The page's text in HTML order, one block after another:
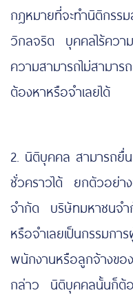
กฎหมายที่จะทำนิติกร
วิกลจริต บุคคลไร้ควา
ความสามารถไม่สามา
ต้องหาหรือจำเลยได้
2. นิติบุคคล สามารถยื่
ชั่วคราวได้ ยกตัวอย่
จำกัด บริษัทมหาชนจ
หรือจำเลยเป็นกรรม
พนักงานหรือลูกจ้างข
กล่าว นิติบุคคลนั้นก็ต้